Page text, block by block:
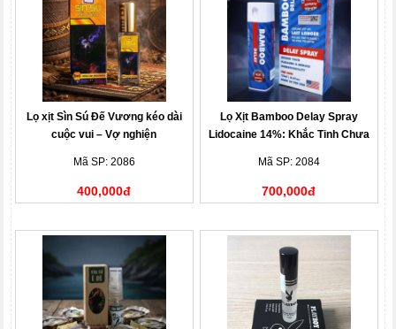
Lọ xịt Sìn Sú Đế Vương kéo dài
cuộc vui – Vợ nghiện
Mã SP: 2086
400,000đ
Lọ Xịt Bamboo Delay Spray
Lidocaine 14%: Khắc Tinh Chưa
Mã SP: 2084
700,000đ